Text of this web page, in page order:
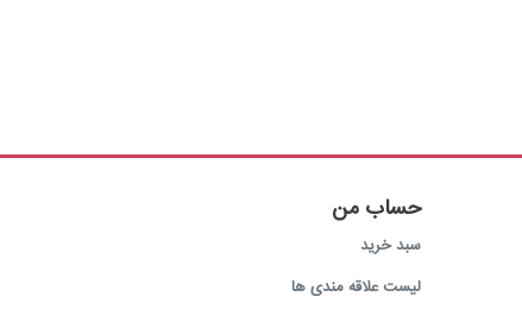
حساب من
سبد خرید
لیست علاقه مندی ها